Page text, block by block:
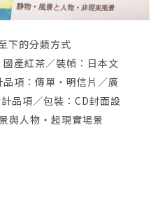
下的分類方式
國產紅茶／裝幀：日本文
品項：傳單・明信片 ／廣
品項／包裝：CD封面設
與人物・超現實場景